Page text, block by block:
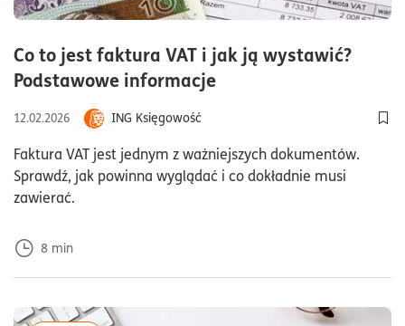
Co to jest faktura VAT i jak ją wystawić?
Podstawowe informacjeczas czytania8minuty
12.02.2026
ING Księgowość
Faktura VAT jest jednym z ważniejszych dokumentów.
Sprawdź, jak powinna wyglądać i co dokładnie musi
zawierać.
8 min